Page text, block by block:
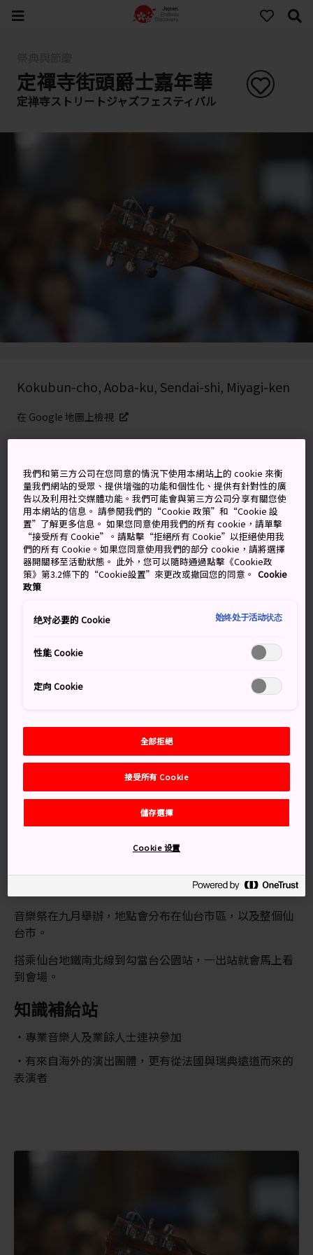
定禪寺街頭爵士嘉年華
定禅寺ストリートジャズフェスティバル
Kokubun-cho, Aoba-ku, Sendai-shi, Miyagi-ken
在 Google 地圖上檢視
關鍵字 地圖
日本最盛大的音樂祭之一，大街
上爵士樂與各種音樂不絕於耳
有音樂類型的表演。整座城市裡有 90 個舞台，讓人隨著
爵士、搖滾、斯卡、拉丁、福音音樂等表演
樂團的表演，舞台會分布在街上、咖啡廳，以及
前往仙台，您可以利用新幹線、高速公路、巴士與飛機。
音樂祭在九月舉辦，地點會分布在仙台市區，以及整個仙
台市。
搭乘仙台地鐵南北線到勾當台公園站，一出站就會馬上看
到會場。
知識補給站
專業音樂人及業餘人士連袂參加
有來自海外的演出團體，更有從法國與瑞典遠道而來的
表演者
我們和第三方公司在您同意的情況下使用本網站上的 cookie 來衡
量我們網站的受眾、提供增強的功能和個性化、提供有針對性的廣
告以及利用社交媒體功能。我們可能會與第三方公司分享有關您使
用本網站的信息。 請參閱我們的“Cookie 政策”和“Cookie 設
置”了解更多信息。 如果您同意使用我們的所有 cookie，請單擊
“接受所有 Cookie”。請點擊“拒絕所有 Cookie”以拒絕使用我
們的所有 Cookie。如果您同意使用我們的部分 cookie，請將選擇
器開關移至活動狀態。 此外，您可以隨時通過點擊《Cookie政
策》第3.2條下的“Cookie設置”來更改或撤回您的同意。 Cookie
政策
绝对必要的 Cookie 始终处于活动状态
性能 Cookie
定向 Cookie
全部拒絕
接受所有 Cookie
儲存選擇
Cookie 设置